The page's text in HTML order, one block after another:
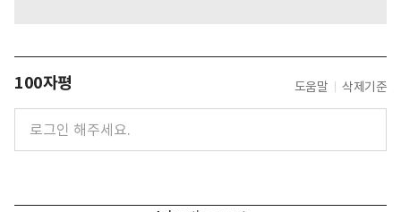
100자평 도움말 삭제기준